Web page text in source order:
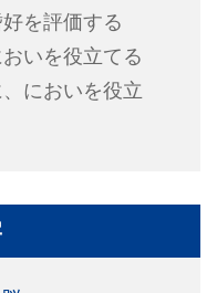
を評価する
いを役立てる
においを役立